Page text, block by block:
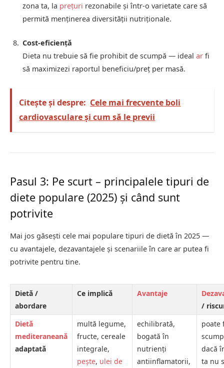
zona ta, la prețuri rezonabile și într-o varietate care să
permită menținerea diversității nutriționale.
Cost‑eficiență
Dieta nu trebuie să fie prohibit de scumpă — ideal ar fi
să maximizezi raportul beneficiu/preț per masă.
Citește și despre: Cele mai frecvente boli
cardiovasculare și cum să le previi
Pasul 3: Pe scurt – principalele tipuri de
diete populare (2025) și când sunt
potrivite
Mai jos găsești cele mai populare tipuri de dietă în 2025 —
cu avantajele, dezavantajele și scenariile în care ar putea fi
potrivite pentru tine.
Dietă /
abordare
Ce implică Avantaje
/
Dietă
mediteraneană
adaptată
multă legume,
fructe, cereale
integrale,
pește, ulei de
echilibrată,
bogată în
nutrienți
antiinflamatorii,
poate
dacă
ta nu